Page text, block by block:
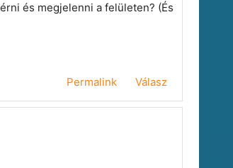
és megjelenni a felületen? (És
Permalink Válasz